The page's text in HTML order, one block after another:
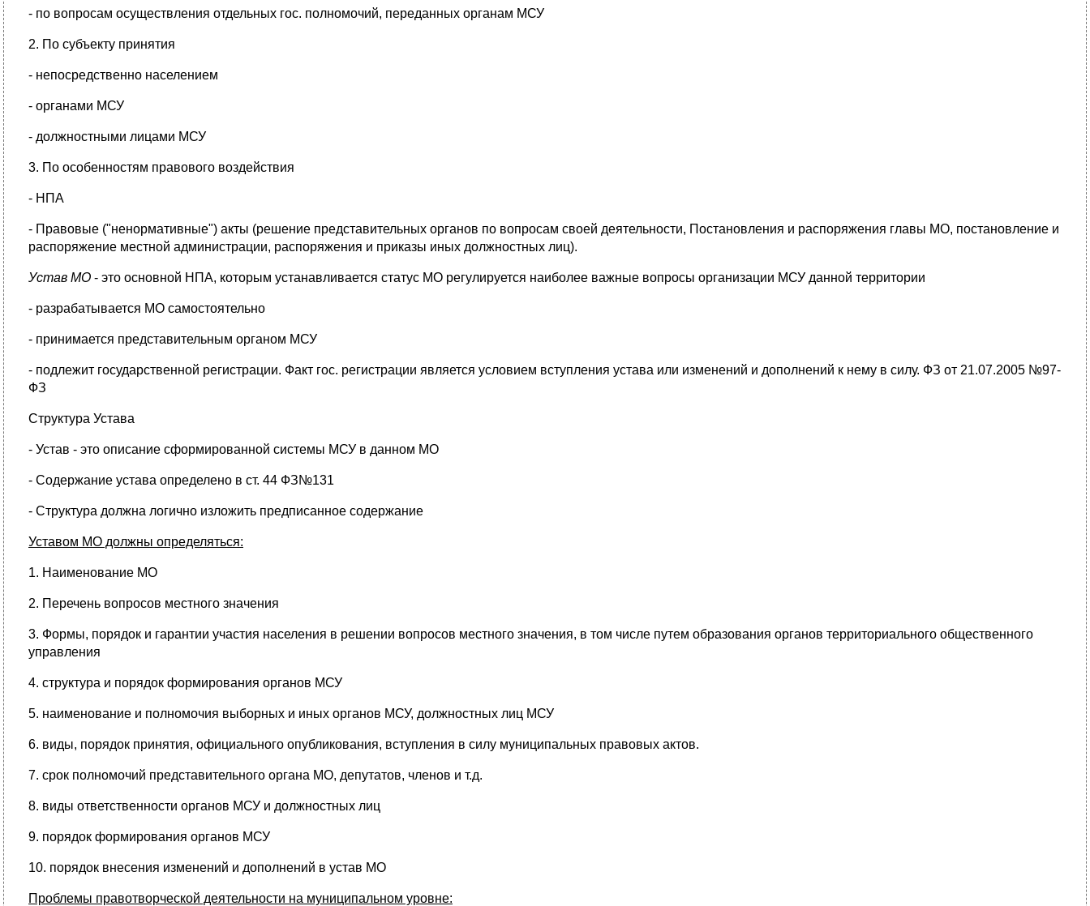
- по вопросам осуществления отдельных гос. полномочий, переданных органам МСУ
2. По субъекту принятия
- непосредственно населением
- органами МСУ
- должностными лицами МСУ
3. По особенностям правового воздействия
- НПА
- Правовые ("ненормативные") акты (решение представительных органов по вопросам своей деятельности, Постановления и распоряжения главы МО, постановление и
распоряжение местной администрации, распоряжения и приказы иных должностных лиц).
Устав МО - это основной НПА, которым устанавливается статус МО регулируется наиболее важные вопросы организации МСУ данной территории
- разрабатывается МО самостоятельно
- принимается представительным органом МСУ
- подлежит государственной регистрации. Факт гос. регистрации является условием вступления устава или изменений и дополнений к нему в силу. ФЗ от 21.07.2005 №97-
ФЗ
Структура Устава
- Устав - это описание сформированной системы МСУ в данном МО
- Содержание устава определено в ст. 44 ФЗ№131
- Структура должна логично изложить предписанное содержание
Уставом МО должны определяться:
1. Наименование МО
2. Перечень вопросов местного значения
3. Формы, порядок и гарантии участия населения в решении вопросов местного значения, в том числе путем образования органов территориального общественного
управления
4. структура и порядок формирования органов МСУ
5. наименование и полномочия выборных и иных органов МСУ, должностных лиц МСУ
6. виды, порядок принятия, официального опубликования, вступления в силу муниципальных правовых актов.
7. срок полномочий представительного органа МО, депутатов, членов и т.д.
8. виды ответственности органов МСУ и должностных лиц
9. порядок формирования органов МСУ
10. порядок внесения изменений и дополнений в устав МО
Проблемы правотворческой деятельности на муниципальном уровне: